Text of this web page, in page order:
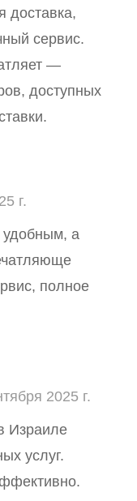
доставка,
сервис.
—
доступных
г.
удобным, а
полное
2025 г.
Израиле
услуг.